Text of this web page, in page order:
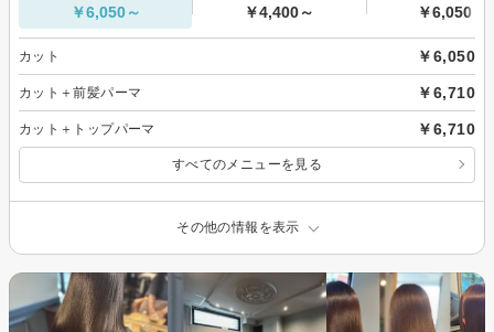
￥6,050～ ￥4,400～ ￥6,050～
カット ￥6,050
カット＋前髪パーマ ￥6,710
カット＋トップパーマ ￥6,710
すべてのメニューを見る
その他の情報を表示